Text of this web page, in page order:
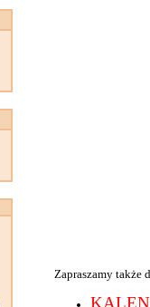
Zapraszamy także